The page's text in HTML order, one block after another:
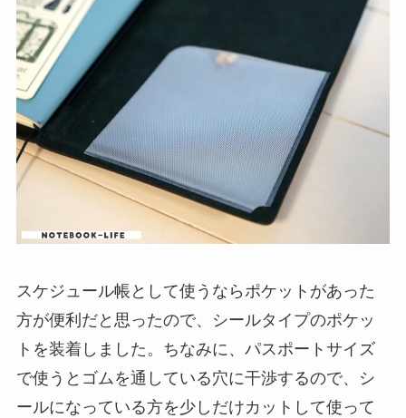
スケジュール帳として使うならポケットがあった
方が便利だと思ったので、シールタイプのポケッ
トを装着しました。ちなみに、パスポートサイズ
で使うとゴムを通している穴に干渉するので、シ
ールになっている方を少しだけカットして使って